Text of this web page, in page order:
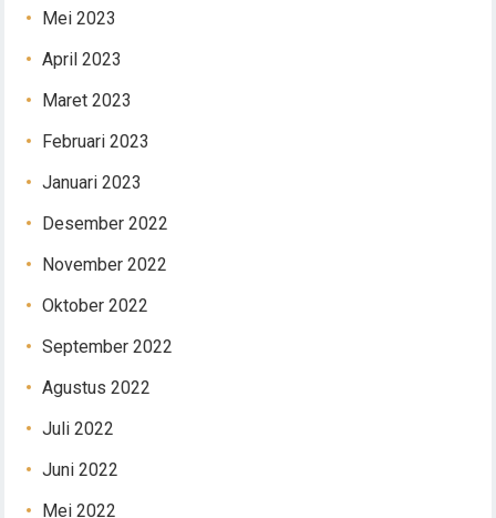
Mei 2023
April 2023
Maret 2023
Februari 2023
Januari 2023
Desember 2022
November 2022
Oktober 2022
September 2022
Agustus 2022
Juli 2022
Juni 2022
Mei 2022